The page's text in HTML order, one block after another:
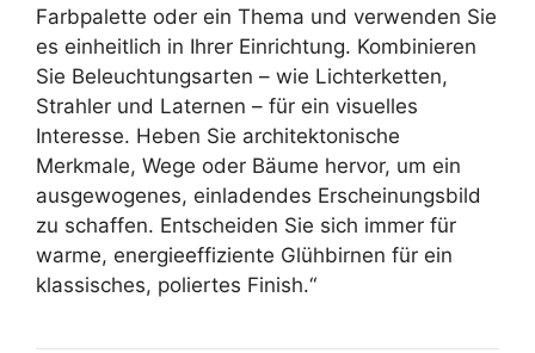
Farbpalette oder ein Thema und verwenden Sie
es einheitlich in Ihrer Einrichtung. Kombinieren
Sie Beleuchtungsarten – wie Lichterketten,
Strahler und Laternen – für ein visuelles
Interesse. Heben Sie architektonische
Merkmale, Wege oder Bäume hervor, um ein
ausgewogenes, einladendes Erscheinungsbild
zu schaffen. Entscheiden Sie sich immer für
warme, energieeffiziente Glühbirnen für ein
klassisches, poliertes Finish.“